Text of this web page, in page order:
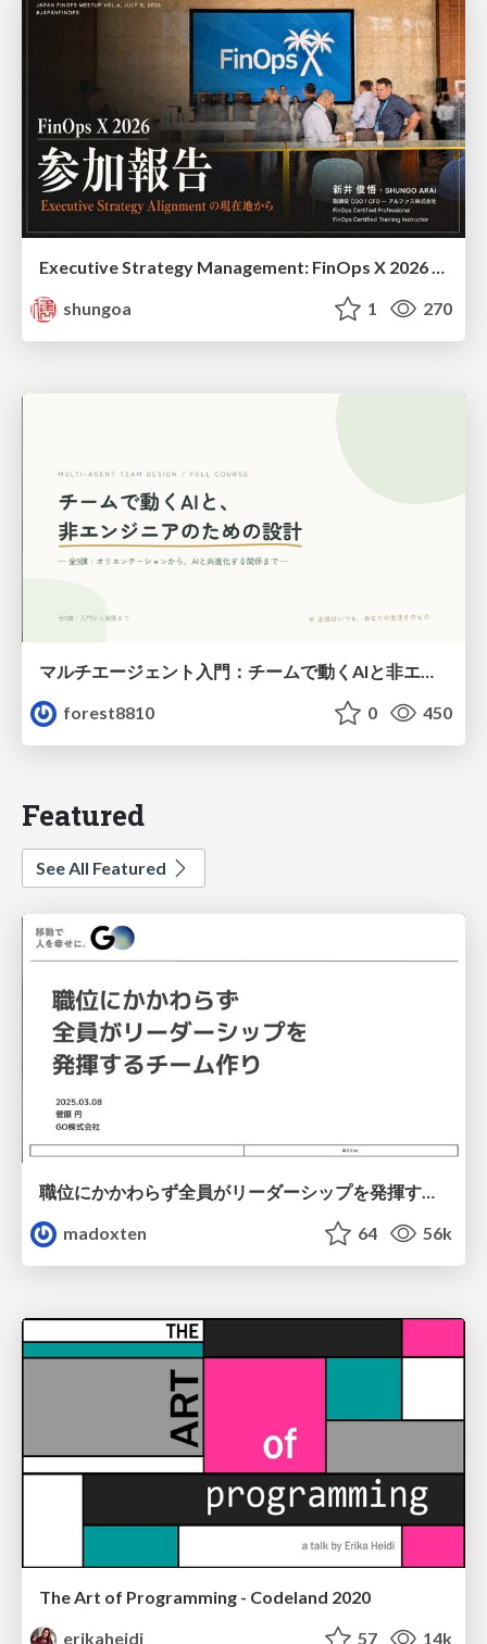
shungoa
1 270
マルチエージェント入門：チームで動くAIと非エンジニアのための設計（Claude Code）
forest8810
0 450
Featured
See All Featured
職位にかかわらず全員がリーダーシップを発揮するチーム作り / Building a team where everyone can demonstrate leadership regardless of position
madoxten
64 56k
The Art of Programming - Codeland 2020
erikaheidi
57 14k